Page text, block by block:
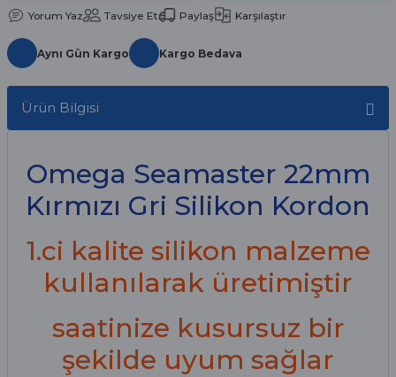
Yorum Yaz Tavsiye Et Paylaş Karşılaştır
Aynı Gün Kargo Kargo Bedava
Ürün Bilgisi
Omega Seamaster 22mm
Kırmızı Gri Silikon Kordon
1.ci kalite silikon malzeme
kullanılarak üretimiştir
saatinize kusursuz bir
şekilde uyum sağlar